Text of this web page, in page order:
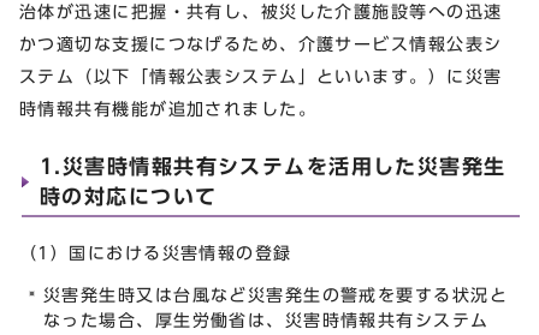
治体が迅速に把握・共有し、被災した介護施設等への迅速
かつ適切な支援につなげるため、介護サービス情報公表シ
ステム（以下「情報公表システム」といいます。）に災害
時情報共有機能が追加されました。
1.災害時情報共有システムを活用した災害発生
時の対応について
（1）国における災害情報の登録
災害発生時又は台風など災害発生の警戒を要する状況と
なった場合、厚生労働省は、災害時情報共有システム